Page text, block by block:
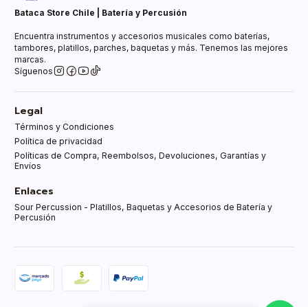
Bataca Store Chile | Batería y Percusión
Encuentra instrumentos y accesorios musicales como baterías,
tambores, platillos, parches, baquetas y más. Tenemos las mejores
marcas.
Síguenos
Legal
Términos y Condiciones
Política de privacidad
Políticas de Compra, Reembolsos, Devoluciones, Garantías y
Envíos
Enlaces
Sour Percussion - Platillos, Baquetas y Accesorios de Batería y
Percusión